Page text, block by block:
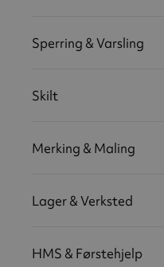
Sperring & Varsling
Skilt
Merking & Maling
Lager & Verksted
HMS & Førstehjelp